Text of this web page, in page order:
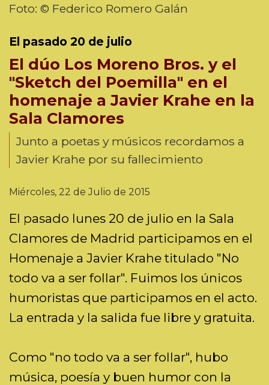
Foto: © Federico Romero Galán
El pasado 20 de julio
El dúo Los Moreno Bros. y el
"Sketch del Poemilla" en el
homenaje a Javier Krahe en la
Sala Clamores
Junto a poetas y músicos recordamos a
Javier Krahe por su fallecimiento
Miércoles, 22 de Julio de 2015
El pasado lunes 20 de julio en la Sala
Clamores de Madrid participamos en el
Homenaje a Javier Krahe titulado "No
todo va a ser follar". Fuimos los únicos
humoristas que participamos en el acto.
La entrada y la salida fue libre y gratuita.
Como "no todo va a ser follar", hubo
música, poesía y buen humor con la